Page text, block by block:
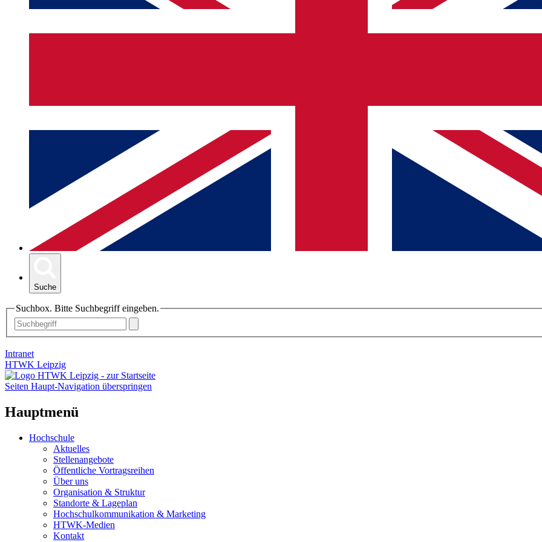
Suche
Suchbox. Bitte Suchbegriff eingeben.
Intranet
HTWK Leipzig
Seiten Haupt-Navigation überspringen
Hauptmenü
Hochschule
Aktuelles
Stellenangebote
Öffentliche Vortragsreihen
Über uns
Organisation & Struktur
Standorte & Lageplan
Hochschulkommunikation & Marketing
HTWK-Medien
Kontakt